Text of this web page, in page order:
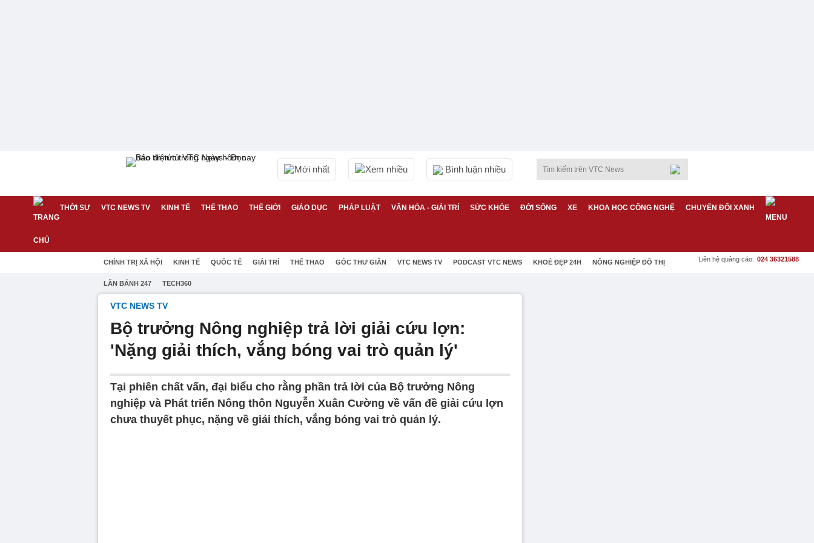
Mới nhất Xem nhiều Bình luận nhiều
THỜI SỰ VTC NEWS TV KINH TẾ THỂ THAO THẾ GIỚI GIÁO DỤC PHÁP LUẬT VĂN HÓA - GIẢI TRÍ SỨC KHỎE ĐỜI SỐNG XE KHOA HỌC CÔNG NGHỆ CHUYỂN ĐỔI XANH
CHÍNH TRỊ XÃ HỘI KINH TẾ QUỐC TẾ GIẢI TRÍ THỂ THAO GÓC THƯ GIÃN VTC NEWS TV PODCAST VTC NEWS KHOẺ ĐẸP 24H NÔNG NGHIỆP ĐÔ THỊ
LĂN BÁNH 247 TECH360
Liên hệ quảng cáo: 024 36321588
VTC NEWS TV
Bộ trưởng Nông nghiệp trả lời giải cứu lợn:
'Nặng giải thích, vắng bóng vai trò quản lý'
Tại phiên chất vấn, đại biểu cho rằng phần trả lời của Bộ trưởng Nông
nghiệp và Phát triển Nông thôn Nguyễn Xuân Cường về vấn đề giải cứu lợn
chưa thuyết phục, nặng về giải thích, vắng bóng vai trò quản lý.